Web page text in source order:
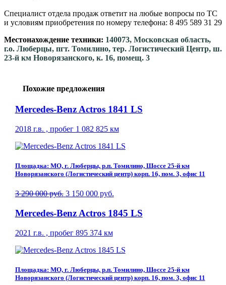
Специалист отдела продаж ответит на любые вопросы по ТС
и условиям приобретения по номеру телефона: 8 495 589 31 29
Местонахождение техники: 140073, Московская область,
г.о. Люберцы, пгт. Томилино, тер. Логистический Центр, ш.
23-й км Новорязанского, к. 16, помещ. 3
Похожие предложения
Mercedes-Benz Actros 1841 LS
2018 г.в. , пробег 1 082 825 км
Площадка: МО, г. Люберцы, р.п. Томилино, Шоссе 25-й км
Новорязанского (Логистический центр) корп. 16, пом. 3, офис 11
3 290 000 руб. 3 150 000 руб.
Mercedes-Benz Actros 1845 LS
2021 г.в. , пробег 895 374 км
Площадка: МО, г. Люберцы, р.п. Томилино, Шоссе 25-й км
Новорязанского (Логистический центр) корп. 16, пом. 3, офис 11